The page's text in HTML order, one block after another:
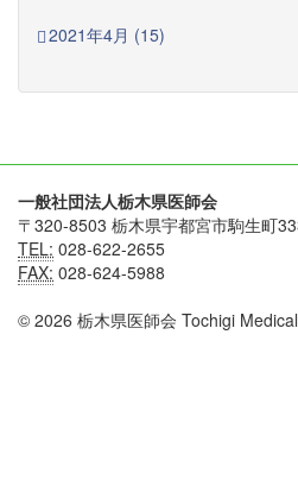
2021年4月 (15)
一般社団法人栃木県医師会
〒320-8503 栃木県宇都宮市駒生町
TEL: 028-622-2655
FAX: 028-624-5988
© 2026 栃木県医師会 Tochigi